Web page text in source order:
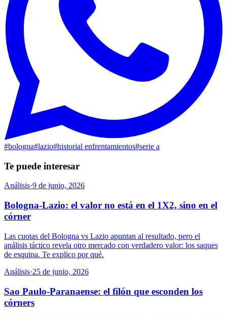
#bologna#lazio#historial enfrentamientos#serie a
Te puede interesar
Análisis·9 de junio, 2026
Bologna-Lazio: el valor no está en el 1X2, sino en el
córner
Las cuotas del Bologna vs Lazio apuntan al resultado, pero el
análisis táctico revela otro mercado con verdadero valor: los saques
de esquina. Te explico por qué.
Análisis·25 de junio, 2026
Sao Paulo-Paranaense: el filón que esconden los
córners